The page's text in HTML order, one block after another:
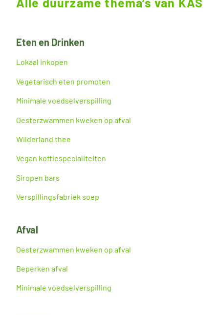
Eten en Drinken
Lokaal inkopen
Vegetarisch eten promoten
Minimale voedselverspilling
Oesterzwammen kweken op afval
Wilderland thee
Vegan koffiespecialiteiten
Siropen bars
Verspillingsfabriek soep
Afval
Oesterzwammen kweken op afval
Beperken afval
Minimale voedselverspilling